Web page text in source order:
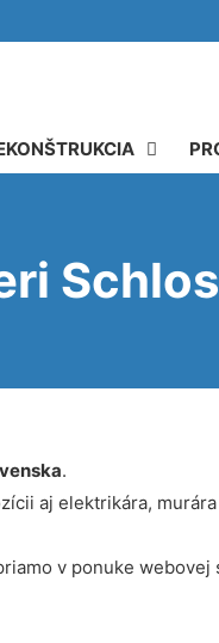
.
aj elektrikára,
v ponuke webovej